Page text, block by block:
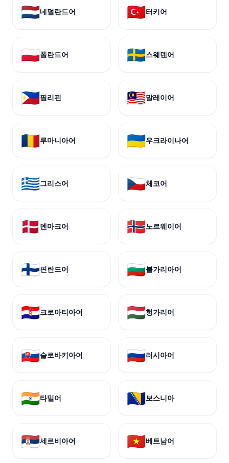
🇳🇱네덜란드어 🇹🇷터키어
🇵🇱폴란드어 🇸🇪스웨덴어
🇵🇭필리핀 🇲🇾말레이어
🇷🇴루마니아어 🇺🇦우크라이나어
🇬🇷그리스어 🇨🇿체코어
🇩🇰 덴마크어 🇳🇴노르웨이어
🇫🇮핀란드어 🇧🇬불가리아어
🇭🇷크로아티아어 🇭🇺헝가리어
🇸🇰슬로바키아어 🇷🇺러시아어
🇮🇳타밀어 🇧🇦보스니아
🇷🇸세르비아어 🇻🇳베트남어